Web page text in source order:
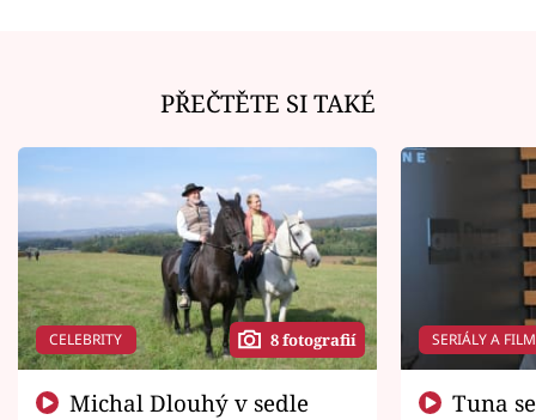
PŘEČTĚTE SI TAKÉ
CELEBRITY 8 fotografií SERIÁLY A